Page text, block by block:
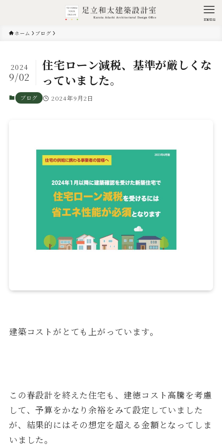
menu
ホーム ブログ
住宅ローン減税、基準が厳しくな
っていました。
2024
9/02
ブログ 2024年9月2日
建築コストがとても上がっています。
この春設計を終えた住宅も、建徳コスト高騰を考慮
して、予算をかなり余裕をみて設定していました
が、結果的にはその想定を超える金額となってしま
いました。